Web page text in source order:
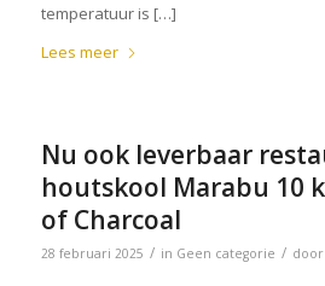
temperatuur is […]
Lees meer
Nu ook leverbaar
houtskool Marabu 10
of Charcoal
28 februari 2025 / in Geen categorie /